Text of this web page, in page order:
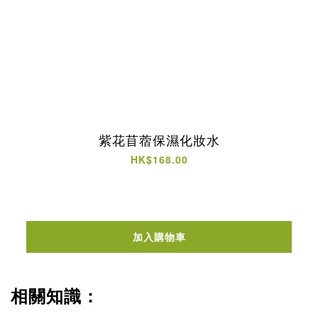
紫花苜蓿保濕化妝水
HK$168.00
加入購物車
相關知識：